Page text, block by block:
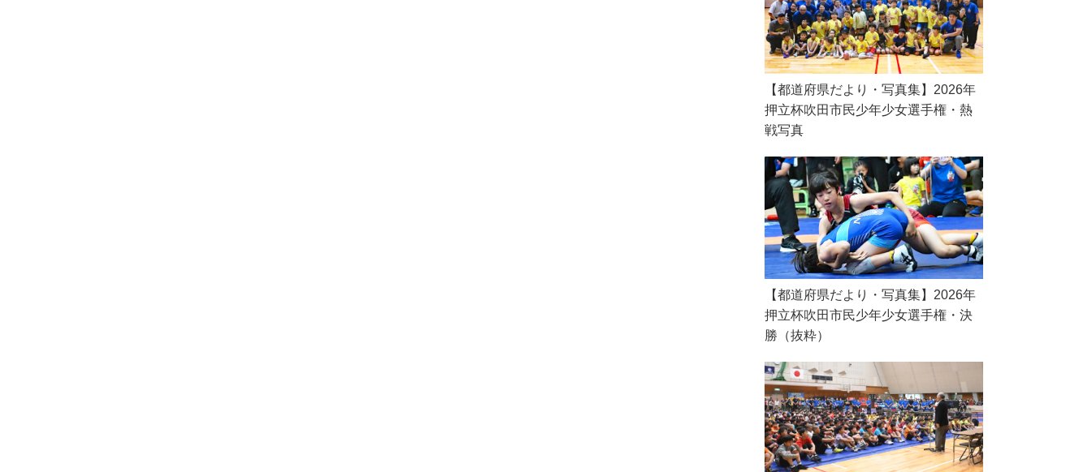
【都道府県だより・写真集】2026年
押立杯吹田市民少年少女選手権・熱
戦写真
【都道府県だより・写真集】2026年
押立杯吹田市民少年少女選手権・決
勝（抜粋）